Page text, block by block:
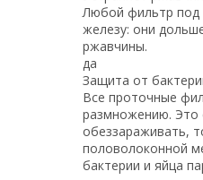
Любой фильтр под
железу: они
ржавчины.
да
Защита от
Все проточные
размножению. Это
обеззараживать,
половолоконной
бактерии и яйца